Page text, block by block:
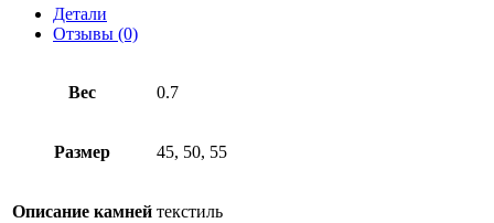
пробы
Детали
Отзывы (0)
Вес 0.7
Размер 45, 50, 55
Описание камней текстиль